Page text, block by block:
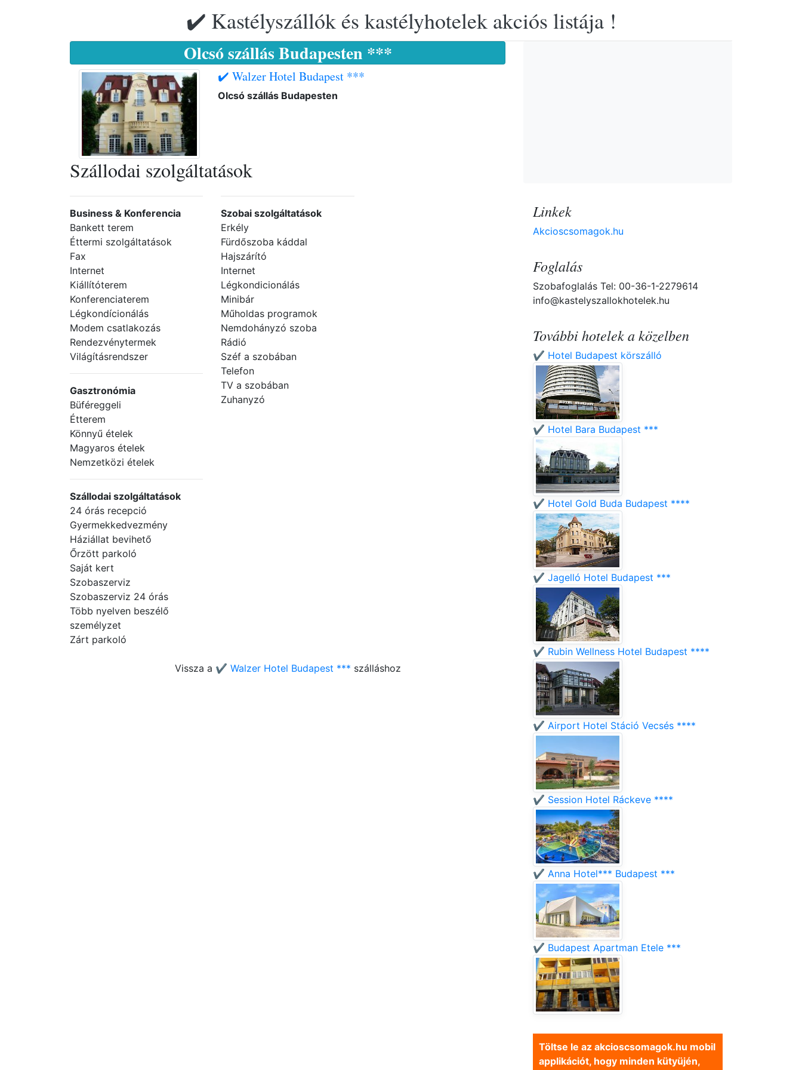
✔️ Kastélyszállók és kastélyhotelek akciós listája !
Olcsó szállás Budapesten ***
✔️ Walzer Hotel Budapest ***
Olcsó szállás Budapesten
Szállodai szolgáltatások
Business & Konferencia
Bankett terem
Éttermi szolgáltatások
Fax
Internet
Kiállítóterem
Konferenciaterem
Légkondícionálás
Modem csatlakozás
Rendezvénytermek
Világításrendszer
Gasztronómia
Büféreggeli
Étterem
Könnyű ételek
Magyaros ételek
Nemzetközi ételek
Szállodai szolgáltatások
24 órás recepció
Gyermekkedvezmény
Háziállat bevihető
Őrzött parkoló
Saját kert
Szobaszerviz
Szobaszerviz 24 órás
Több nyelven beszélő
személyzet
Zárt parkoló
Szobai szolgáltatások
Erkély
Fürdőszoba káddal
Hajszárító
Internet
Légkondicionálás
Minibár
Műholdas programok
Nemdohányzó szoba
Rádió
Széf a szobában
Telefon
TV a szobában
Zuhanyzó
Vissza a ✔️ Walzer Hotel Budapest *** szálláshoz
Linkek
Akcioscsomagok.hu
Foglalás
Szobafoglalás Tel: 00-36-1-2279614
info@kastelyszallokhotelek.hu
További hotelek a közelben
✔️ Hotel Budapest körszálló
✔️ Hotel Bara Budapest ***
✔️ Hotel Gold Buda Budapest ****
✔️ Jagelló Hotel Budapest ***
✔️ Rubin Wellness Hotel Budapest ****
✔️ Airport Hotel Stáció Vecsés ****
✔️ Session Hotel Ráckeve ****
✔️ Anna Hotel*** Budapest ***
✔️ Budapest Apartman Etele ***
Töltse le az akcioscsomagok.hu mobil
applikációt, hogy minden kütyüjén,